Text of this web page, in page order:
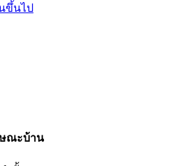
ขึ้นไป
ณะบ้าน